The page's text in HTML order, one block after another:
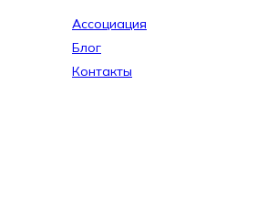
Ассоциация
Блог
Контакты